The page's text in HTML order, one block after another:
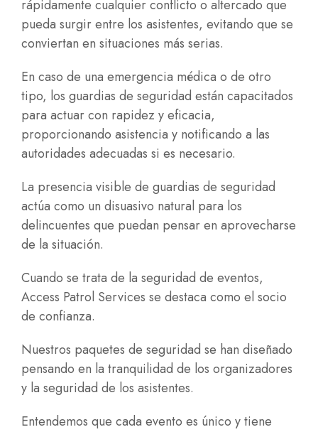
rápidamente cualquier conflicto o altercado que
pueda surgir entre los asistentes, evitando que se
conviertan en situaciones más serias.
En caso de una emergencia médica o de otro
tipo, los guardias de seguridad están capacitados
para actuar con rapidez y eficacia,
proporcionando asistencia y notificando a las
autoridades adecuadas si es necesario.
La presencia visible de guardias de seguridad
actúa como un disuasivo natural para los
delincuentes que puedan pensar en aprovecharse
de la situación.
Cuando se trata de la seguridad de eventos,
Access Patrol Services se destaca como el socio
de confianza.
Nuestros paquetes de seguridad se han diseñado
pensando en la tranquilidad de los organizadores
y la seguridad de los asistentes.
Entendemos que cada evento es único y tiene